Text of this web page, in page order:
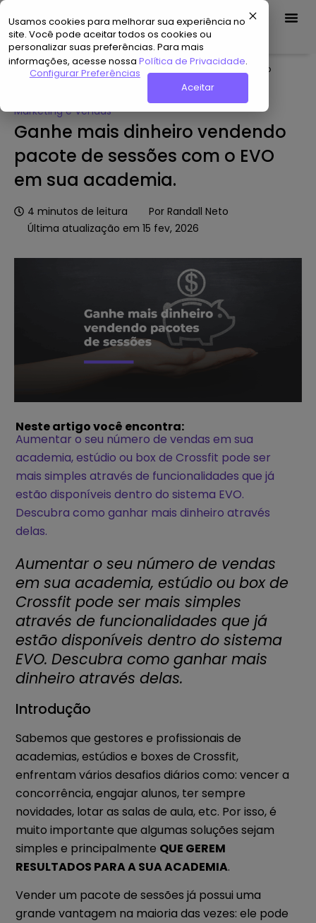
Usamos cookies para melhorar sua experiência no
site. Você pode aceitar todos os cookies ou
personalizar suas preferências. Para mais
informações, acesse nossa Política de Privacidade.
Configurar Preferências
Aceitar
Demo Grátis
Home»Hub de Conteúdo»Ganhe mais dinheiro vendendo
pacote de sessões com o EVO em sua academia.
Marketing e Vendas
Ganhe mais dinheiro vendendo
pacote de sessões com o EVO
em sua academia.
4 minutos de leitura Por Randall Neto
Última atualização em 15 fev, 2026
Neste artigo você encontra:
Aumentar o seu número de vendas em sua
academia, estúdio ou box de Crossfit pode ser
mais simples através de funcionalidades que já
estão disponíveis dentro do sistema EVO.
Descubra como ganhar mais dinheiro através
delas.
Aumentar o seu número de vendas
em sua academia, estúdio ou box de
Crossfit pode ser mais simples
através de funcionalidades que já
estão disponíveis dentro do sistema
EVO. Descubra como ganhar mais
dinheiro através delas.
Introdução
Sabemos que gestores e profissionais de
academias, estúdios e boxes de Crossfit,
enfrentam vários desafios diários como: vencer a
concorrência, engajar alunos, ter sempre
novidades, lotar as salas de aula, etc. Por isso, é
muito importante que algumas soluções sejam
simples e principalmente QUE GEREM
RESULTADOS PARA A SUA ACADEMIA.
Vender um pacote de sessões já possui uma
grande vantagem na maioria das vezes: ele pode